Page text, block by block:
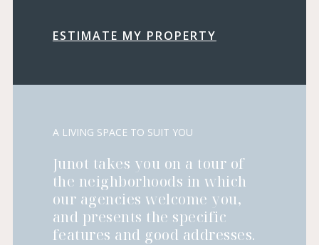
ESTIMATE MY PROPERTY
A LIVING SPACE TO SUIT YOU
Junot takes you on a tour of
the neighborhoods in which
our agencies welcome you,
and presents the specific
features and good addresses.